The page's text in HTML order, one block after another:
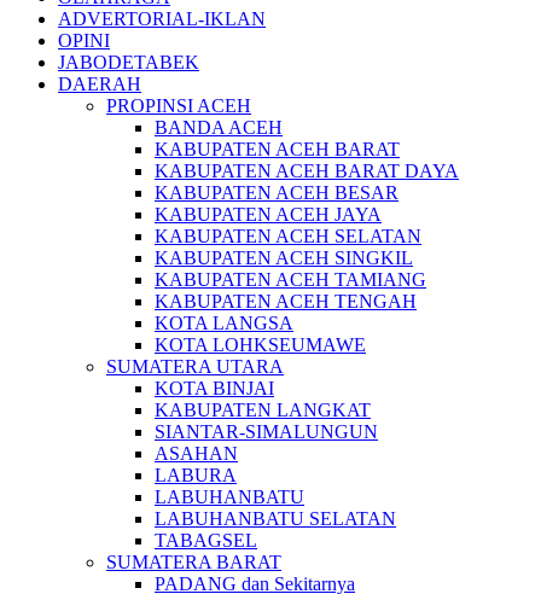
ADVERTORIAL-IKLAN
OPINI
JABODETABEK
DAERAH
PROPINSI ACEH
BANDA ACEH
KABUPATEN ACEH BARAT
KABUPATEN ACEH BARAT DAYA
KABUPATEN ACEH BESAR
KABUPATEN ACEH JAYA
KABUPATEN ACEH SELATAN
KABUPATEN ACEH SINGKIL
KABUPATEN ACEH TAMIANG
KABUPATEN ACEH TENGAH
KOTA LANGSA
KOTA LOHKSEUMAWE
SUMATERA UTARA
KOTA BINJAI
KABUPATEN LANGKAT
SIANTAR-SIMALUNGUN
ASAHAN
LABURA
LABUHANBATU
LABUHANBATU SELATAN
TABAGSEL
SUMATERA BARAT
PADANG dan Sekitarnya